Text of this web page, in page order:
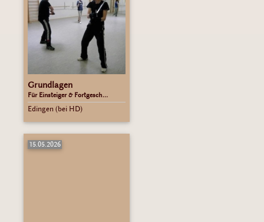
Grundlagen
Für Einsteiger & Fortgesch...
Edingen (bei HD)
15.05.2026